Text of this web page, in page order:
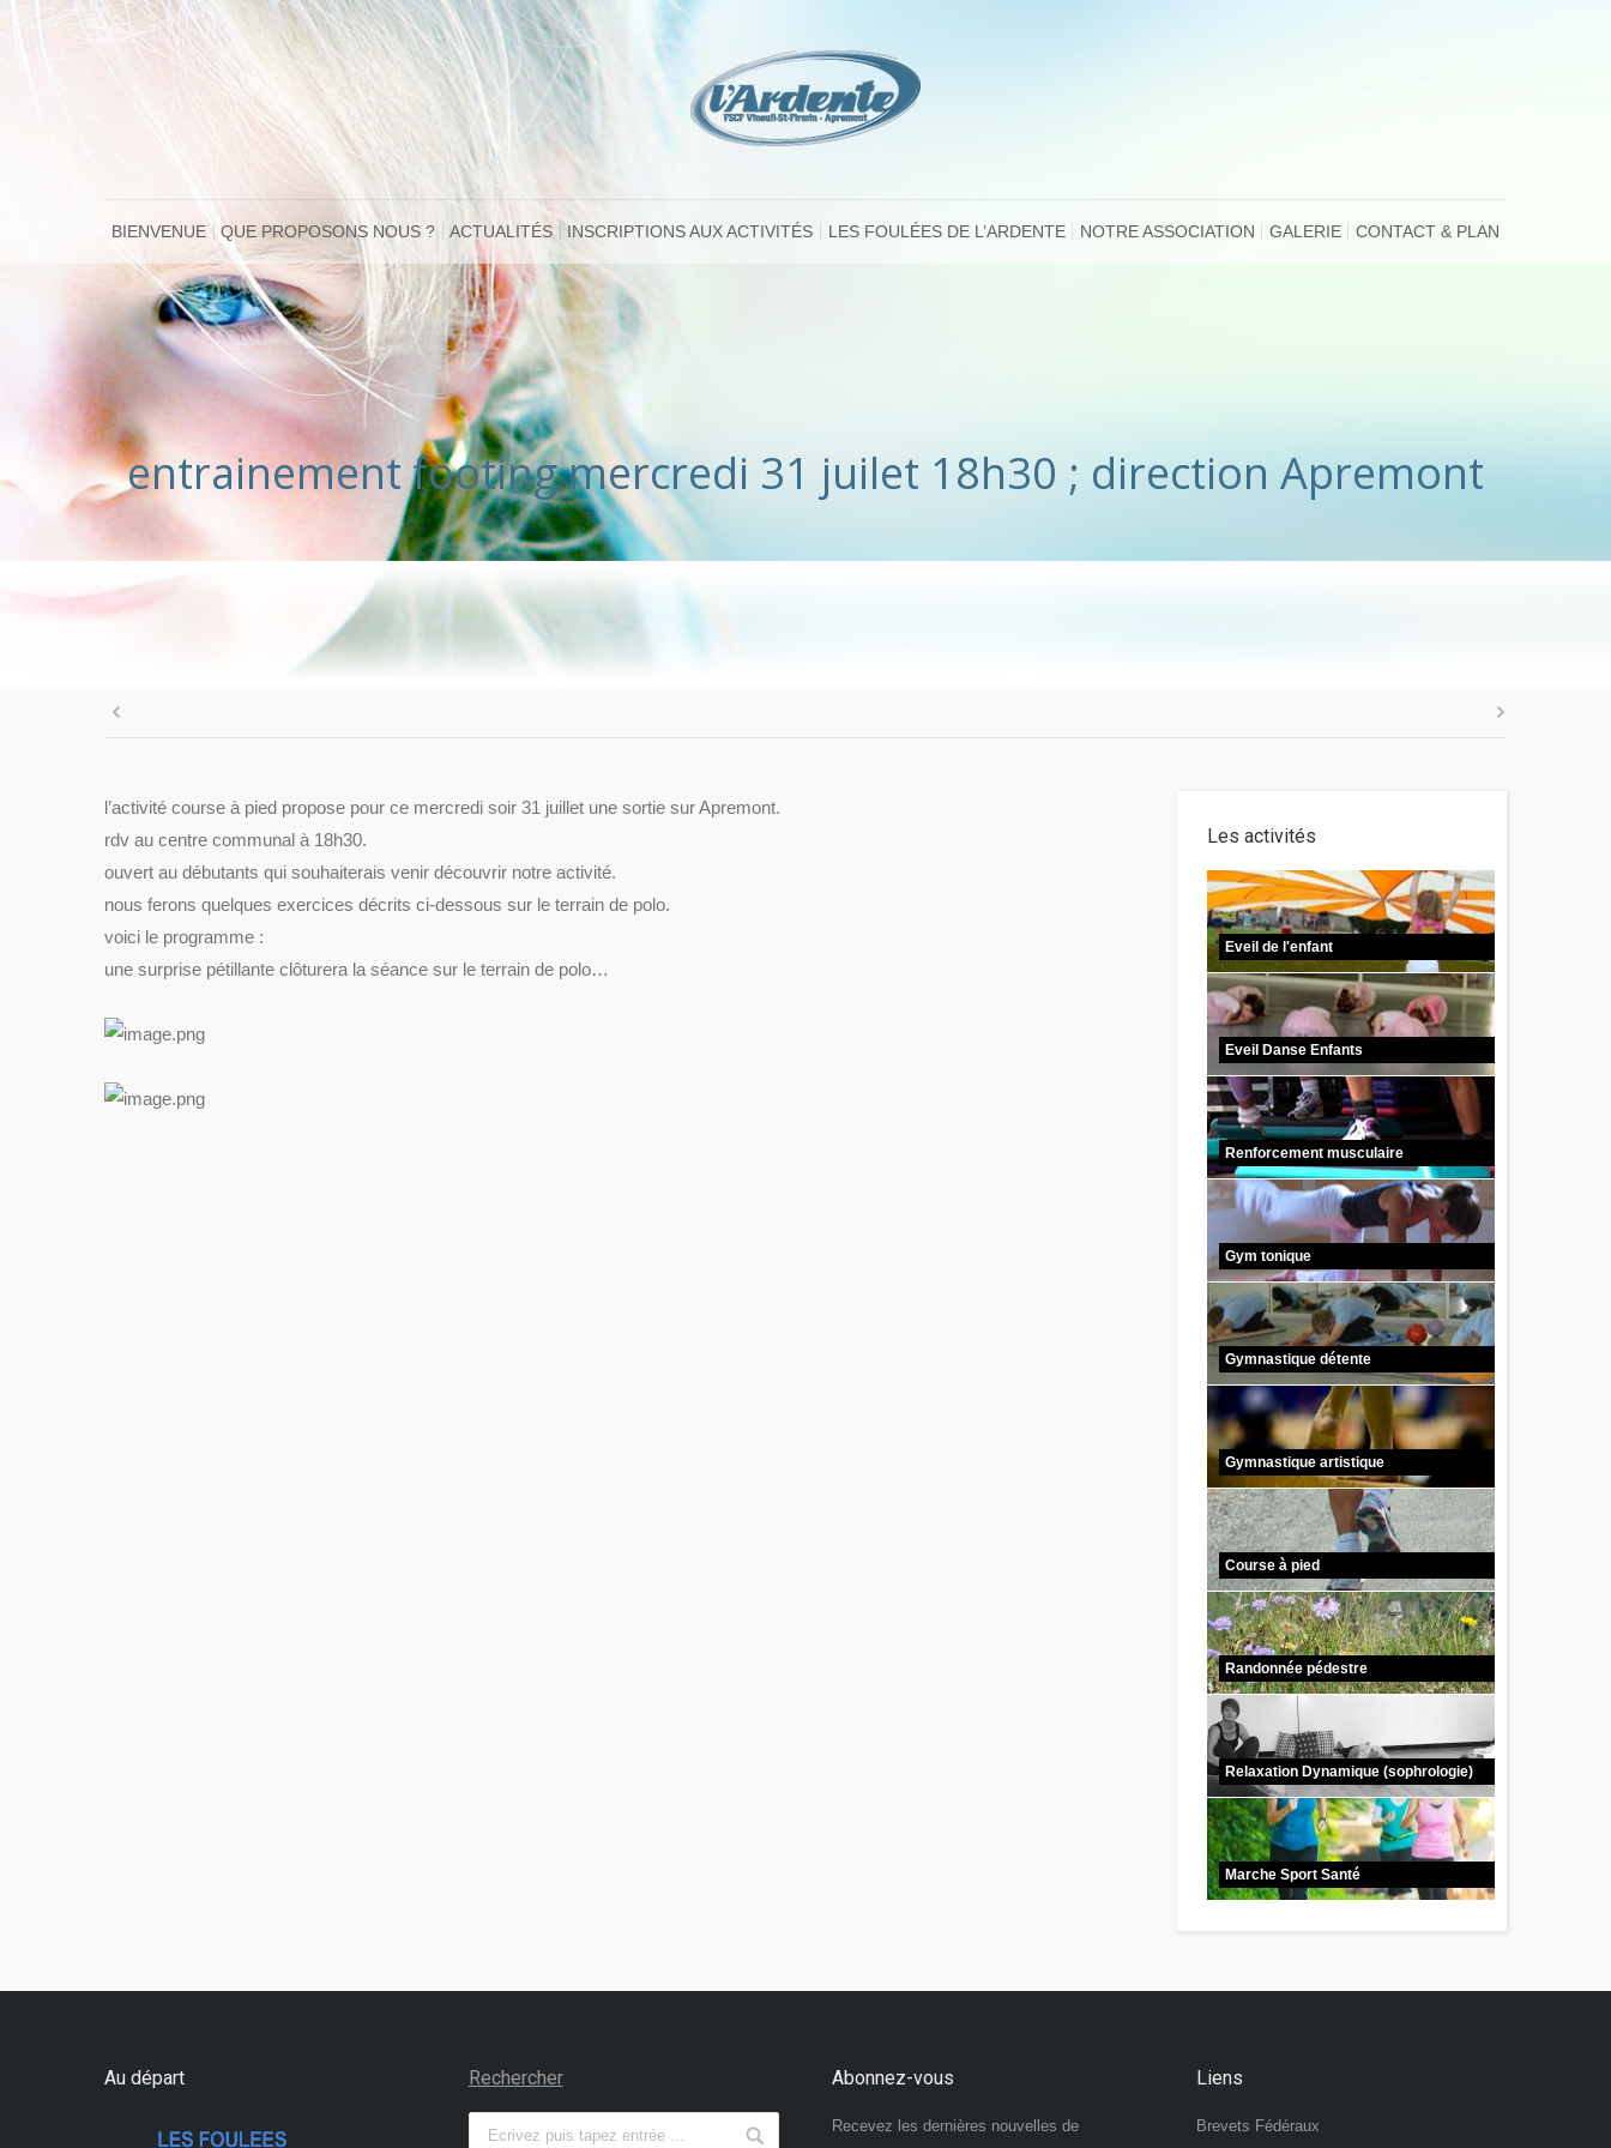
BIENVENUE QUE PROPOSONS NOUS ? ACTUALITÉS INSCRIPTIONS AUX ACTIVITÉS LES FOULÉES DE L’ARDENTE NOTRE ASSOCIATION GALERIE CONTACT & PLAN
entrainement footing mercredi 31 juilet 18h30 ; direction Apremont
l’activité course à pied propose pour ce mercredi soir 31 juillet une sortie sur Apremont.
rdv au centre communal à 18h30.
ouvert au débutants qui souhaiterais venir découvrir notre activité.
nous ferons quelques exercices décrits ci-dessous sur le terrain de polo.
voici le programme :
une surprise pétillante clôturera la séance sur le terrain de polo…
Les activités
Eveil de l'enfant
Eveil Danse Enfants
Renforcement musculaire
Gym tonique
Gymnastique détente
Gymnastique artistique
Course à pied
Randonnée pédestre
Relaxation Dynamique (sophrologie)
Marche Sport Santé
Au départ Rechercher Abonnez-vous
Recevez les dernières nouvelles de
Liens
Brevets Fédéraux